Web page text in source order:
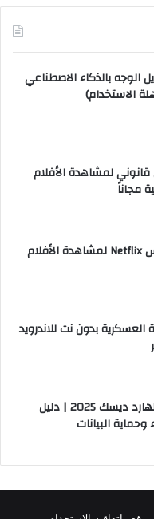
الوجه بالذكاء الاصطناعي
الاستخدام)
لمشاهدة الأفلام
مجاناً
أفضل بدائل نتفليكس Netflix لمشاهدة الأفلام
العسكرية بدون نت للاندرويد
أفضل برامج فحص الهارد ديسك 2025 | دليل
البيانات